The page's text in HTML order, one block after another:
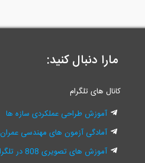
مارا دنبال کنید:
کانال های تلگرام
آموزش طراحی عملکردی سازه ها
آمادگی آزمون های مهندسی عمران
آموزش های تصویری 808 در تلگرام